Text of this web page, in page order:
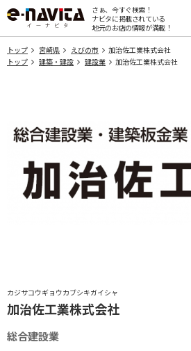
さぁ、今すぐ検索！
ナビタに掲載されている
地元のお店の情報が満載！
トップ 宮崎県 えびの市
加治佐工業株式会社
トップ
建築・建設 建設業 加治佐工業株式会社
カジサコウギョウカブシキガイシャ
加治佐工業株式会社
総合建設業